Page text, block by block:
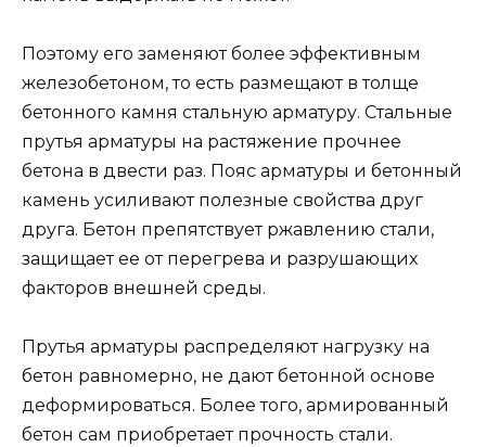
Поэтому его заменяют более эффективным
железобетоном, то есть размещают в толще
бетонного камня стальную арматуру. Стальные
прутья арматуры на растяжение прочнее
бетона в двести раз. Пояс арматуры и бетонный
камень усиливают полезные свойства друг
друга. Бетон препятствует ржавлению стали,
защищает ее от перегрева и разрушающих
факторов внешней среды.
Прутья арматуры распределяют нагрузку на
бетон равномерно, не дают бетонной основе
деформироваться. Более того, армированный
бетон сам приобретает прочность стали.